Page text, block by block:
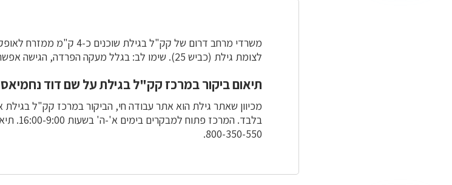
לצומת גילת (כביש 25). שימו לב: בגלל מעקה הפרדה, הגישה אפשרית רק לבאים מכיוון צומת הנשיא.
תיאום ביקור במרכז קק"ל בגילת על שם דוד נחמיאס
800-350-550.